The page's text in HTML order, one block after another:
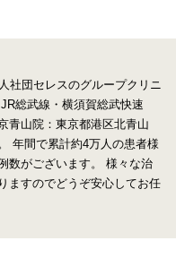
社団セレスのグループクリニ
総武線・横須賀総武快速
青山院：東京都港区北青山
年間で累計約4万人の患者様
数がございます。
様々な治
ますのでどうぞ安心してお任